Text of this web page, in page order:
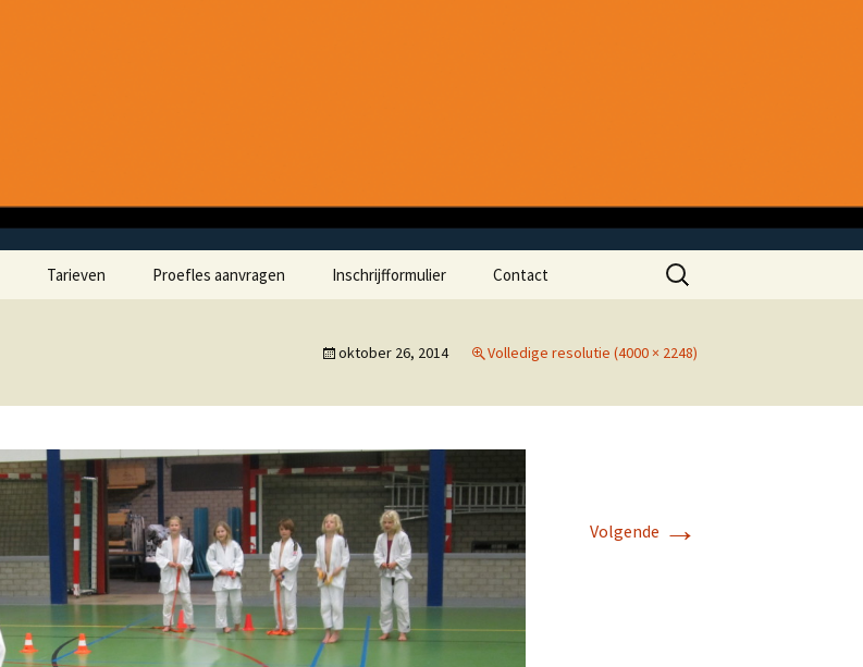
Tarieven Proefles aanvragen Inschrijfformulier Contact
Zoeken
naar:
oktober 26, 2014 Volledige resolutie (4000 × 2248)
Volgende →